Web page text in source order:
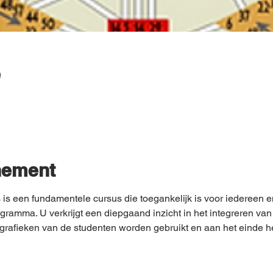
een fundamentele cursus die toegankelijk is voor iedereen
U verkrijgt een diepgaand inzicht in het integreren
van de studenten worden gebruikt en aan het einde